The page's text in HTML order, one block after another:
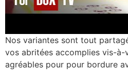
Nos variantes sont tout
vos abritées accomplies vis-à-
agréables pour pour bordure